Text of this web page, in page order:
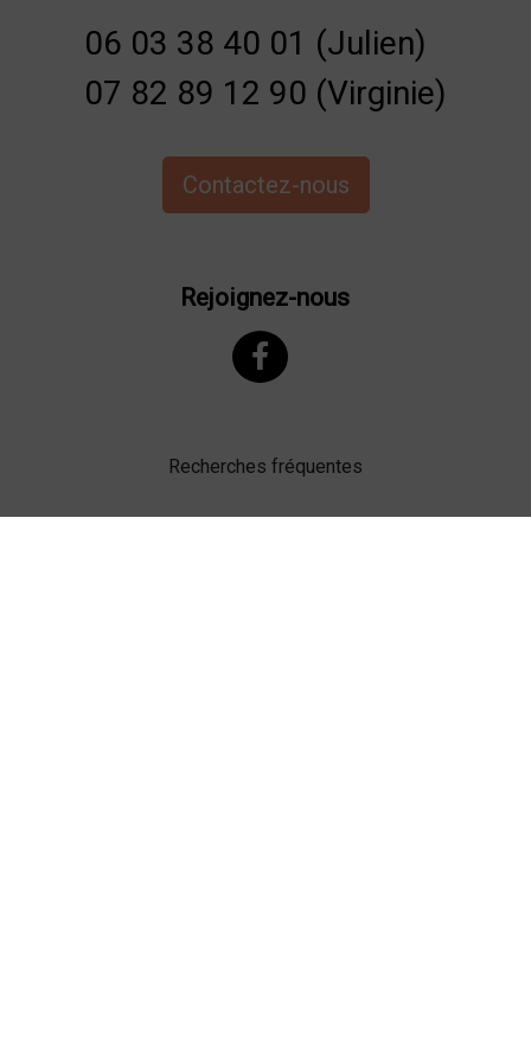
06 03 38 40 01 (Julien)
07 82 89 12 90 (Virginie)
Contactez-nous
Rejoignez-nous
Recherches fréquentes